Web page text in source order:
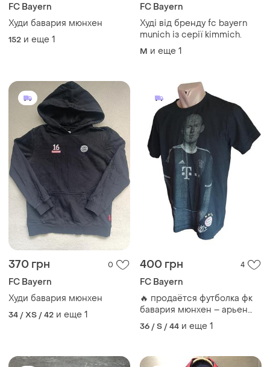
FC Bayern
Худи бавария мюнхен
152 и еще 1
FC Bayern
Худі від бренду fc bayern
munich із серії kimmich.
M и еще 1
370 грн 0
FC Bayern
Худи бавария мюнхен
34 / XS / 42 и еще 1
400 грн 4
FC Bayern
🔥 продаётся футболка фк
бавария мюнхен – арьен
роббен! 🔥
36 / S / 44 и еще 1